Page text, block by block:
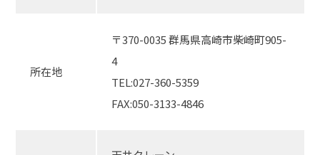
所在地
〒370-0035 群馬県高崎市柴崎町905-
4
TEL:027-360-5359
FAX:050-3133-4846